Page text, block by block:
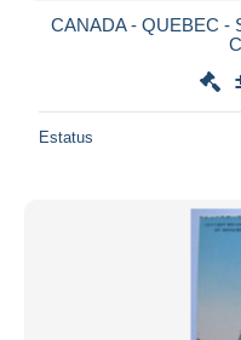
CANADA - QUEBEC -
Estatus